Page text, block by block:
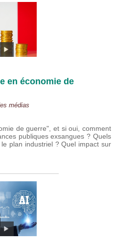
en économie de
médias
de guerre", et si oui, comment
publiques exsangues ? Quels
plan industriel ? Quel impact sur